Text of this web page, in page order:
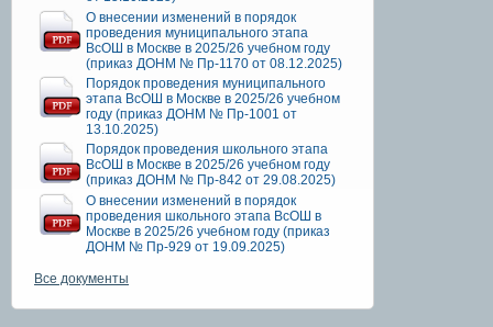
О внесении изменений в порядок
проведения муниципального этапа
ВсОШ в Москве в 2025/26 учебном году
(приказ ДОНМ № Пр-1170 от 08.12.2025)
Порядок проведения муниципального
этапа ВсОШ в Москве в 2025/26 учебном
году (приказ ДОНМ № Пр-1001 от
13.10.2025)
Порядок проведения школьного этапа
ВсОШ в Москве в 2025/26 учебном году
(приказ ДОНМ № Пр-842 от 29.08.2025)
О внесении изменений в порядок
проведения школьного этапа ВсОШ в
Москве в 2025/26 учебном году (приказ
ДОНМ № Пр-929 от 19.09.2025)
Все документы